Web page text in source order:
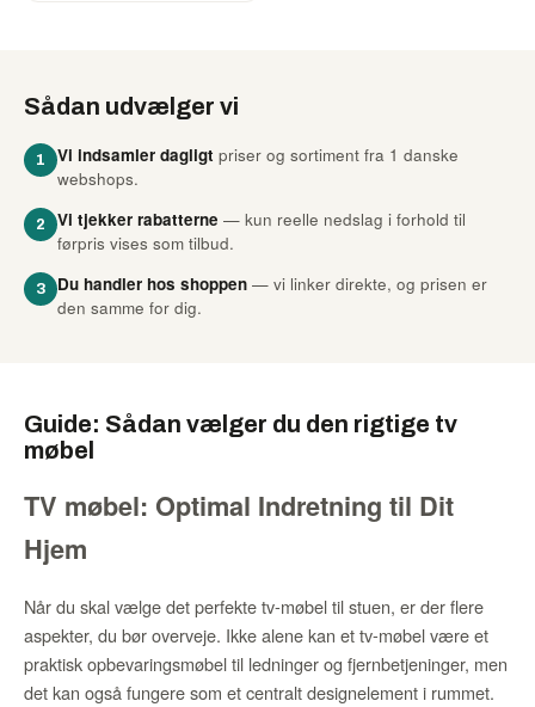
Sådan udvælger vi
1 Vi indsamler dagligt priser og sortiment fra 1 danske
webshops.
2 Vi tjekker rabatterne — kun reelle nedslag i forhold til
førpris vises som tilbud.
3 Du handler hos shoppen — vi linker direkte, og prisen er
den samme for dig.
Guide: Sådan vælger du den rigtige tv
møbel
TV møbel: Optimal Indretning til Dit
Hjem
Når du skal vælge det perfekte tv-møbel til stuen, er der flere
aspekter, du bør overveje. Ikke alene kan et tv-møbel være et
praktisk opbevaringsmøbel til ledninger og fjernbetjeninger, men
det kan også fungere som et centralt designelement i rummet.